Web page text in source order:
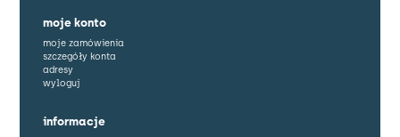
moje konto
moje zamówienia
szczegóły konta
adresy
wyloguj
informacje